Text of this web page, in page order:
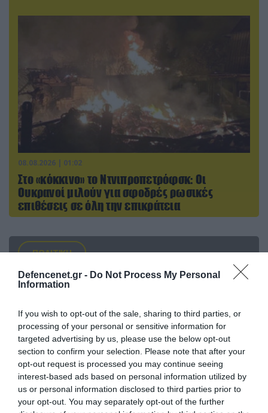
Defencenet.gr - Do Not Process My Personal
Information
If you wish to opt-out of the sale, sharing to third parties, or
processing of your personal or sensitive information for
targeted advertising by us, please use the below opt-out
section to confirm your selection. Please note that after your
opt-out request is processed you may continue seeing
interest-based ads based on personal information utilized by
us or personal information disclosed to third parties prior to
your opt-out. You may separately opt-out of the further
08.08.2026 | 01:02
Στο «κόκκινο» το Ντνιπροπετρόφσκ: Οι
Ουκρανοί μιλούν για σφοδρές ρωσικές
επιθέσεις σε όλη την επικράτεια
ΠΟΛΙΤΙΚΗ